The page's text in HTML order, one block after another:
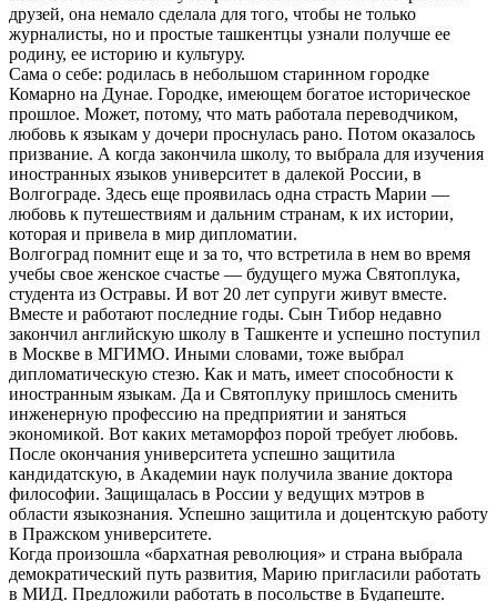
друзей, она немало сделала для того, чтобы не только
журналисты, но и простые ташкентцы узнали получше ее
родину, ее историю и культуру.
Сама о себе: родилась в небольшом старинном городке
Комарно на Дунае. Городке, имеющем богатое историческое
прошлое. Может, потому, что мать работала переводчиком,
любовь к языкам у дочери проснулась рано. Потом оказалось
призвание. А когда закончила школу, то выбрала для изучения
иностранных языков университет в далекой России, в
Волгограде. Здесь еще проявилась одна страсть Марии —
любовь к путешествиям и дальним странам, к их истории,
которая и привела в мир дипломатии.
Волгоград помнит еще и за то, что встретила в нем во время
учебы свое женское счастье — будущего мужа Святоплука,
студента из Остравы. И вот 20 лет супруги живут вместе.
Вместе и работают последние годы. Сын Тибор недавно
закончил английскую школу в Ташкенте и успешно поступил
в Москве в МГИМО. Иными словами, тоже выбрал
дипломатическую стезю. Как и мать, имеет способности к
иностранным языкам. Да и Святоплуку пришлось сменить
инженерную профессию на предприятии и заняться
экономикой. Вот каких метаморфоз порой требует любовь.
После окончания университета успешно защитила
кандидатскую, в Академии наук получила звание доктора
философии. Защищалась в России у ведущих мэтров в
области языкознания. Успешно защитила и доцентскую работу
в Пражском университете.
Когда произошла «бархатная революция» и страна выбрала
демократический путь развития, Марию пригласили работать
в МИД. Предложили работать в посольстве в Будапеште.